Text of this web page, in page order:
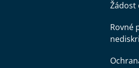
Žádost
Rovné